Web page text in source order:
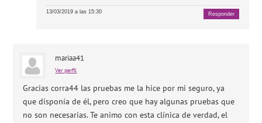
13/03/2019 a las 15:30 Responder
mariaa41
Ver perfil
Gracias corra44 las pruebas me la hice por mi seguro, ya
que disponía de él, pero creo que hay algunas pruebas que
no son necesarias. Te animo con esta clínica de verdad, el